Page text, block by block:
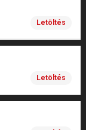
Letöltés
Letöltés